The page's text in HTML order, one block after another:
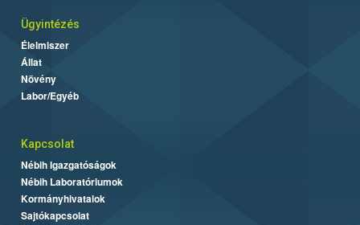
Ügyintézés
Élelmiszer
Állat
Növény
Labor/Egyéb
Kapcsolat
Nébih Igazgatóságok
Nébih Laboratóriumok
Kormányhivatalok
Sajtókapcsolat